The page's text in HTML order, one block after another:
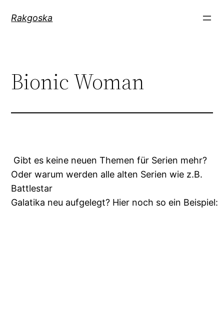
InhaltRakgoska
Bionic Woman
Gibt es keine neuen Themen für Serien mehr?
Oder warum werden alle alten Serien wie z.B.
Battlestar
Galatika neu aufgelegt? Hier noch so ein Beispiel: